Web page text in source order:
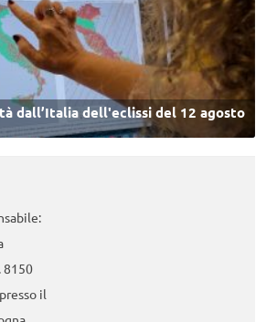
dall’Italia dell'eclissi del 12 agosto
8150
il